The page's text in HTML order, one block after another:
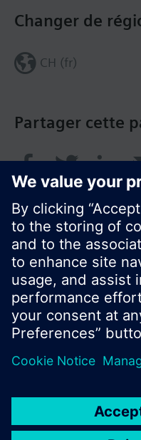
Partager cette
Changer de
CH (fr)
© Siemens
Le portefeuille des
Conditions